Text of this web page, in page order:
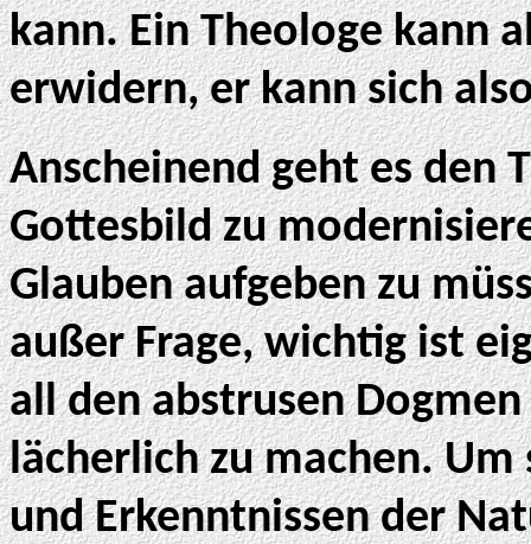
kann. Ein Theologe kann
erwidern, er kann sich
Anscheinend geht es den
Gottesbild zu
Glauben aufgeben zu
außer Frage, wichtig ist
all den abstrusen
lächerlich zu machen. Um
und Erkenntnissen der